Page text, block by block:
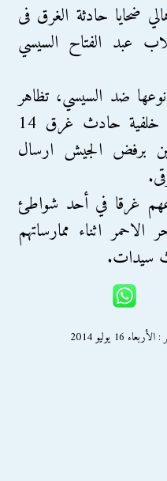
ضحايا حادثة الغرق فى
عبد الفتاح السيسي
ضد السيسي، تظاهر
عشرات الاقباط فى المينا على خلفية حادث غرق 14
برفض الجيش ارسال
مصرعهم غرقا في أحد شواطئ
اثناء ممارساتهم
سيدات.
يوليو 2014